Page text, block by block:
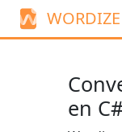
WORDIZE
en